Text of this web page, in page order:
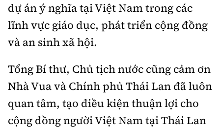
dự án ý nghĩa tại Việt Nam trong các
lĩnh vực giáo dục, phát triển cộng đồng
và an sinh xã hội.
Tổng Bí thư, Chủ tịch nước cũng cảm ơn
Nhà Vua và Chính phủ Thái Lan đã luôn
quan tâm, tạo điều kiện thuận lợi cho
cộng đồng người Việt Nam tại Thái Lan